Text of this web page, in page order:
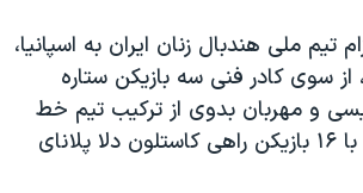
‌تیم ملی هندبال زنان ایران به اسپانیا،
از سوی کادر فنی سه بازیکن ستاره
و مهربان بدوی از ترکیب تیم خط
خوردند و تیم ملی با ۱۶ بازیکن راهی کاستلون دلا پلانای